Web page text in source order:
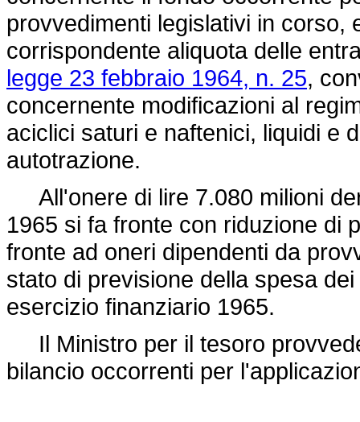
provvedimenti legislativi in corso,
corrispondente aliquota delle
legge 23 febbraio 1964, n. 25,
concernente modificazioni al
aciclici saturi e naftenici, liquidi e
autotrazione.
All'onere di lire 7.080 milioni
1965 si fa fronte con riduzione di
fronte ad oneri dipendenti da
stato di previsione della spesa
esercizio finanziario 1965.
Il Ministro per il tesoro
bilancio occorrenti per